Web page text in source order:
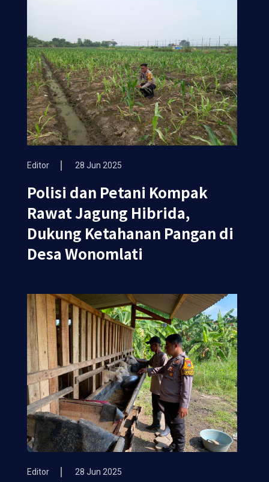
Editor 28 Jun 2025
Polisi dan Petani Kompak
Rawat Jagung Hibrida,
Dukung Ketahanan Pangan di
Desa Wonomlati
Editor 28 Jun 2025